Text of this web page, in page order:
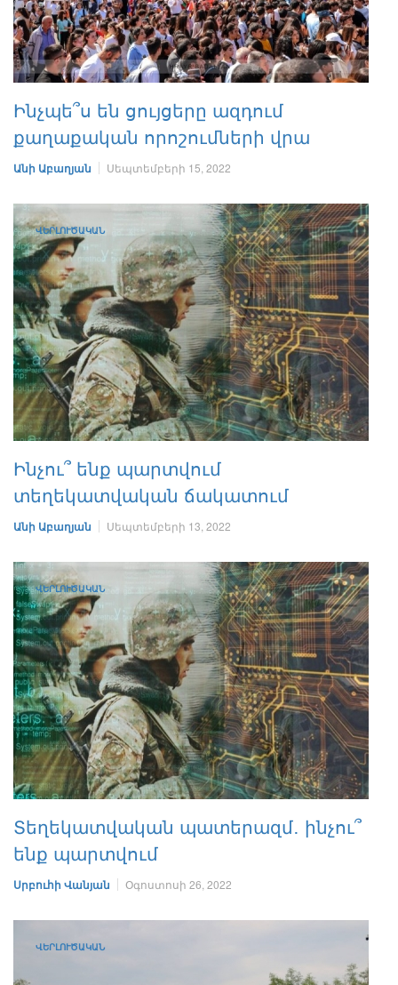
Ինչպե՞ս են ցույցերը ազդում
քաղաքական որոշումների վրա
Անի Աբաղյան Սեպտեմբերի 15, 2022
ՎԵՐԼՈՒԾԱԿԱՆ
Ինչու՞ ենք պարտվում
տեղեկատվական ճակատում
Անի Աբաղյան Սեպտեմբերի 13, 2022
ՎԵՐԼՈՒԾԱԿԱՆ
Տեղեկատվական պատերազմ․ ինչու՞
ենք պարտվում
Սրբուհի Վանյան Օգոստոսի 26, 2022
ՎԵՐԼՈՒԾԱԿԱՆ